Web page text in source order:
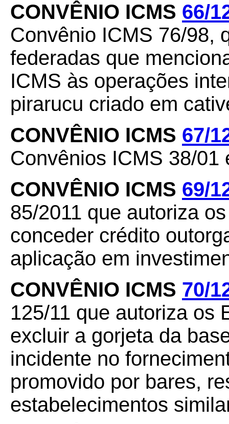
CONVÊNIO ICMS 66/
Convênio ICMS 76/98,
federadas que
ICMS às operações
pirarucu criado em
CONVÊNIO ICMS 67/
Convênios ICMS 38/01
CONVÊNIO ICMS 69/
85/2011 que autoriza
conceder crédito
aplicação em
CONVÊNIO ICMS 70/
125/11 que autoriza os
excluir a gorjeta da
incidente no
promovido por bares,
estabelecimentos